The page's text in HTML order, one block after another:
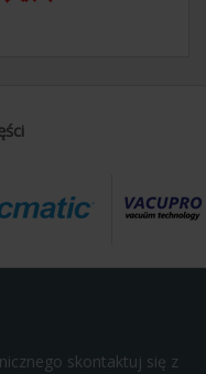
skontaktuj się z